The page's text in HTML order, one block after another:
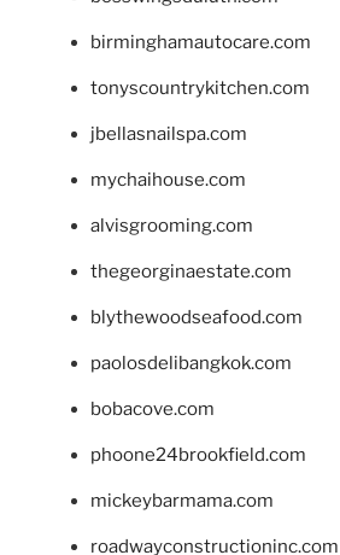
birminghamautocare.com
tonyscountrykitchen.com
jbellasnailspa.com
mychaihouse.com
alvisgrooming.com
thegeorginaestate.com
blythewoodseafood.com
paolosdelibangkok.com
bobacove.com
phoone24brookfield.com
mickeybarmama.com
roadwayconstructioninc.com